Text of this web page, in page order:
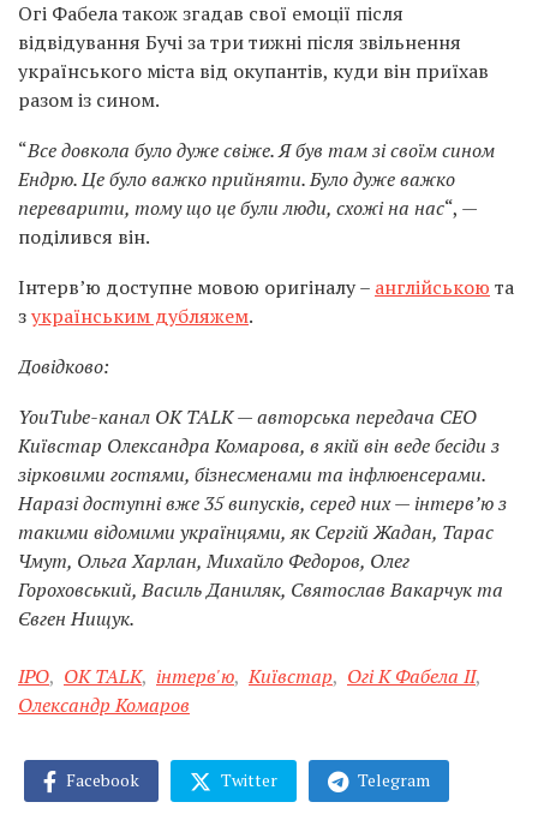
Огі Фабела також згадав свої емоції після
відвідування Бучі за три тижні після звільнення
українського міста від окупантів, куди він приїхав
разом із сином.
“Все довкола було дуже свіже. Я був там зі своїм сином
Ендрю. Це було важко прийняти. Було дуже важко
переварити, тому що це були люди, схожі на нас“, —
поділився він.
Інтерв’ю доступне мовою оригіналу – англійською та
зукраїнським дубляжем.
Довідково:
YouTube-канал OK TALK — авторська передача СЕО
Київстар Олександра Комарова, в якій він веде бесіди з
зірковими гостями, бізнесменами та інфлюенсерами.
Наразі доступні вже 35 випусків, серед них — інтерв’ю з
такими відомими українцями, як Сергій Жадан, Тарас
Чмут, Ольга Харлан, Михайло Федоров, Олег
Гороховський, Василь Даниляк, Святослав Вакарчук та
Євген Нищук.
IPO, OK TALK, інтерв'ю, Київстар, Огі К Фабела ІІ,
Олександр Комаров
Facebook Twitter Telegram